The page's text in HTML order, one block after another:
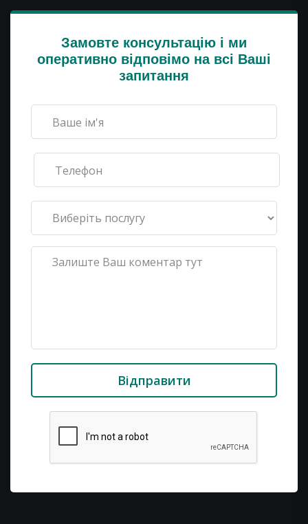
Замовте консультацію і ми
оперативно відповімо на всі Ваші
запитання